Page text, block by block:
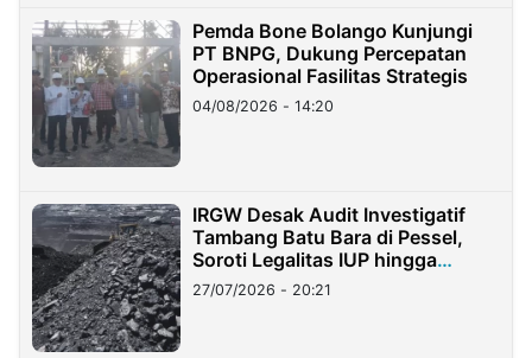
Pemda Bone Bolango Kunjungi
PT BNPG, Dukung Percepatan
Operasional Fasilitas Strategis
04/08/2026 - 14:20
IRGW Desak Audit Investigatif
Tambang Batu Bara di Pessel,
Soroti Legalitas IUP hingga
Stockpile
27/07/2026 - 20:21